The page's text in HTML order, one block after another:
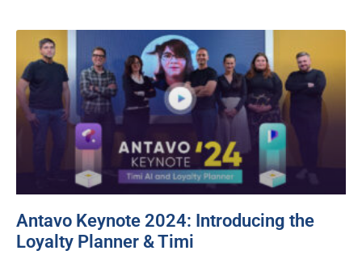
Antavo Keynote 2024: Introducing the
Loyalty Planner & Timi